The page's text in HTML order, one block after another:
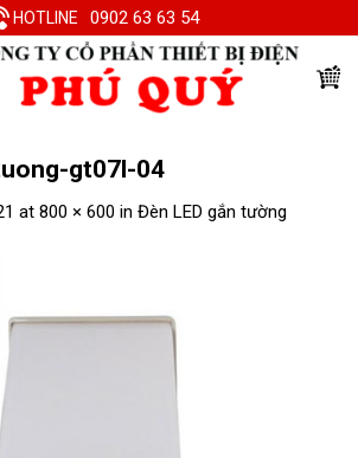
HOTLINE 0902 63 63 54
gt07l-04
at 800 × 600 in Đèn LED gắn tường